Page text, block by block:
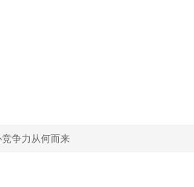
竞争力从何而来